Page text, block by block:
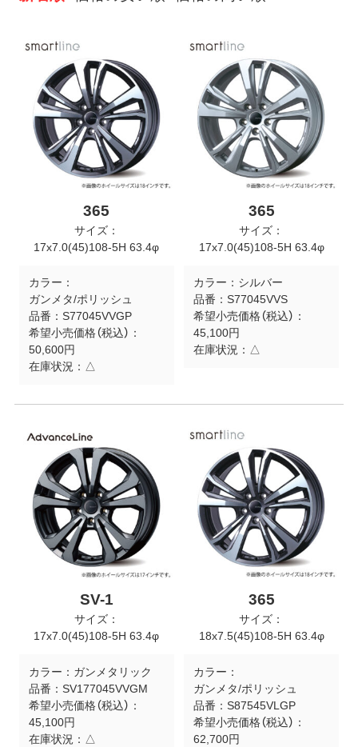
365
サイズ：
17x7.0(45)108-5H 63.4φ
カラー：
ガンメタ/ポリッシュ
品番： S77045VVGP
希望小売価格（税込）：
50,600円
在庫状況： △
365
サイズ：
17x7.0(45)108-5H 63.4φ
カラー： シルバー
品番： S77045VVS
希望小売価格（税込）：
45,100円
在庫状況： △
SV-1
サイズ：
17x7.0(45)108-5H 63.4φ
カラー： ガンメタリック
品番： SV177045VVGM
希望小売価格（税込）：
45,100円
在庫状況： △
365
サイズ：
18x7.5(45)108-5H 63.4φ
カラー：
ガンメタ/ポリッシュ
品番： S87545VLGP
希望小売価格（税込）：
62,700円
く